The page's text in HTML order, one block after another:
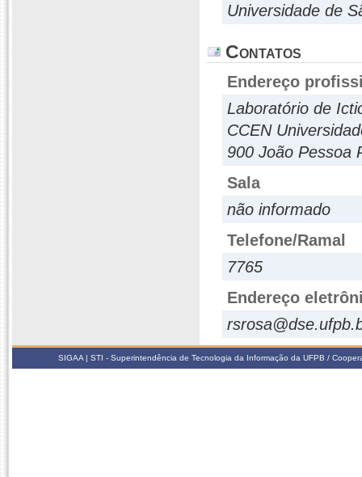
Universidade de
Contatos
Endereço
Laboratório de
CCEN
900 João Pessoa
Sala
não informado
Telefone/Ramal
7765
Endereço
SIGAA | STI - Superintendência de Tecnologia da Informação da UFPB /